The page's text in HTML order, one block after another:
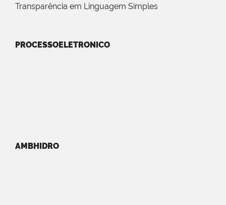
Transparência em Linguagem Simples
PROCESSOELETRONICO
AMBHIDRO